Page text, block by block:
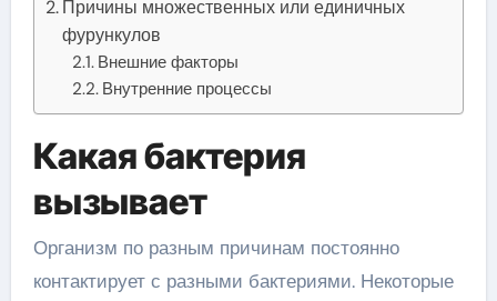
Причины множественных или единичных
фурункулов
Внешние факторы
Внутренние процессы
Какая бактерия
вызывает
Организм по разным причинам постоянно
контактирует с разными бактериями. Некоторые